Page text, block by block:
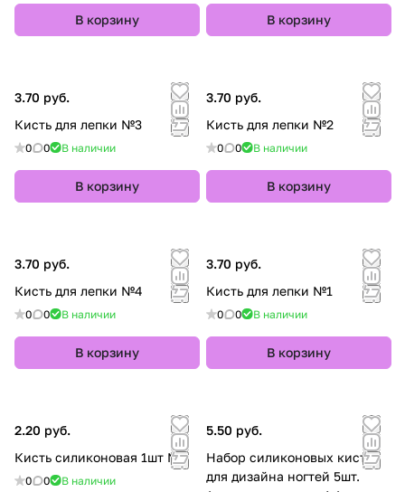
В корзину В корзину
3.70 руб.
Кисть для лепки №3
0 0 В наличии
В корзину
3.70 руб.
Кисть для лепки №2
0 0 В наличии
В корзину
3.70 руб.
Кисть для лепки №4
0 0 В наличии
В корзину
3.70 руб.
Кисть для лепки №1
0 0 В наличии
В корзину
2.20 руб.
Кисть силиконовая 1шт №2
0 0 В наличии
5.50 руб.
Набор силиконовых кистей
для дизайна ногтей 5шт.